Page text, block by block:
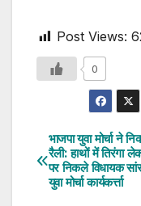
Post Views:
0
Post
भाजपा युवा मोर्चा ने
रैली: हाथों में तिरंगा
पर निकले विधायक
युवा मोर्चा कार्यकर्त्ता